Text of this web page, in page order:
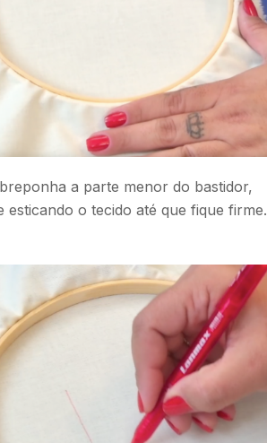
a parte menor do bastidor,
esticando o tecido até que fique firme.